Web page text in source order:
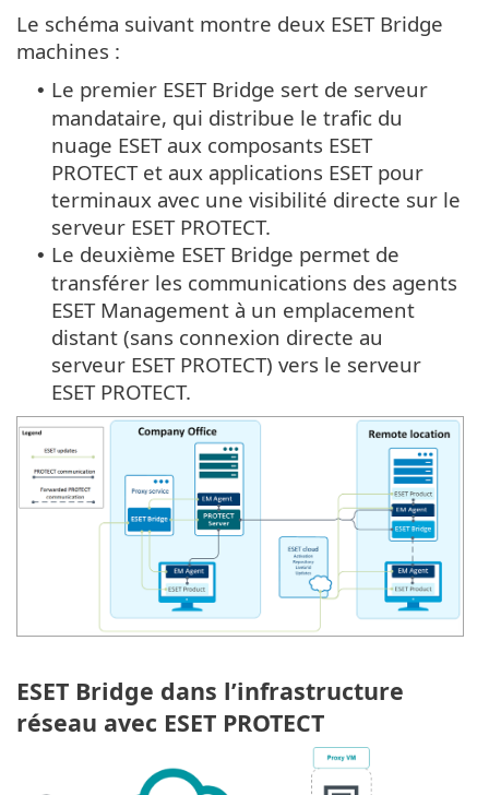
Le schéma suivant montre deux ESET Bridge
machines :
• Le premier ESET Bridge sert de serveur
mandataire, qui distribue le trafic du
nuage ESET aux composants ESET
PROTECT et aux applications ESET pour
terminaux avec une visibilité directe sur le
serveur ESET PROTECT.
• Le deuxième ESET Bridge permet de
transférer les communications des agents
ESET Management à un emplacement
distant (sans connexion directe au
serveur ESET PROTECT) vers le serveur
ESET PROTECT.
ESET Bridge dans l’infrastructure
réseau avec ESET PROTECT